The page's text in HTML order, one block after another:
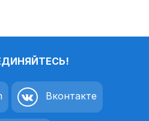
Вконтакте